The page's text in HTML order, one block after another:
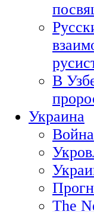
В
Украина
Война
The